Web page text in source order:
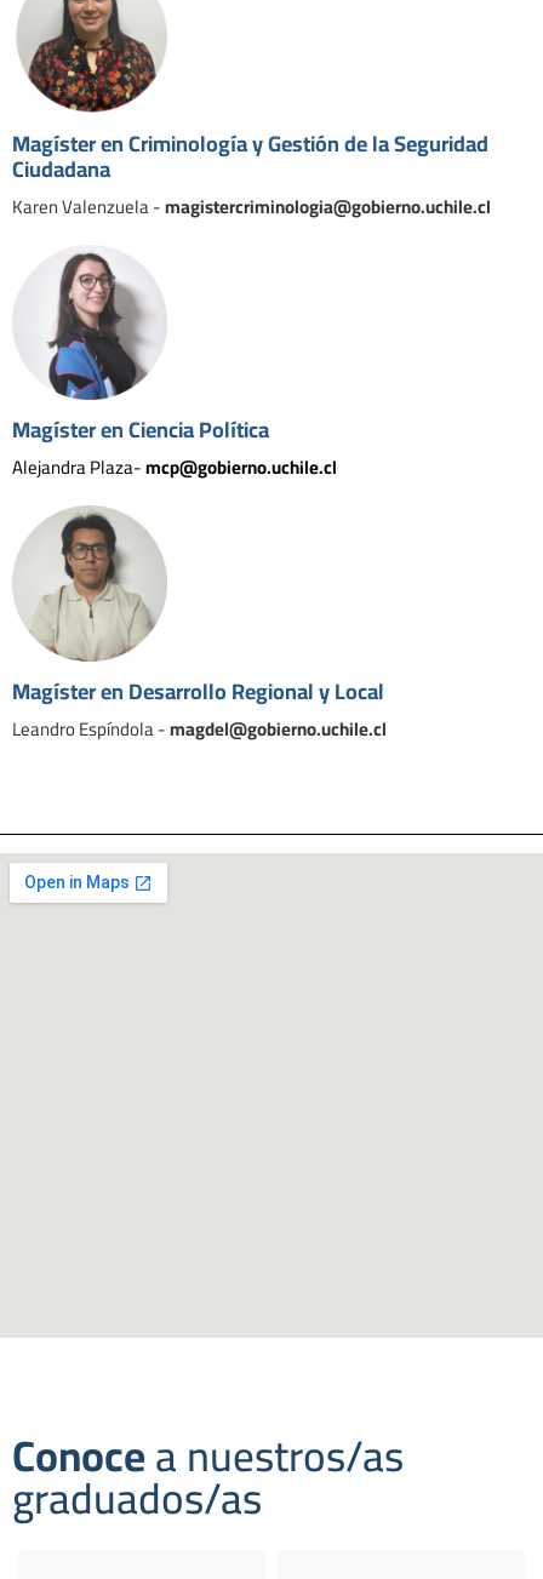
Magíster en Criminología y Gestión de la Seguridad
Ciudadana
Karen Valenzuela -magistercriminologia@gobierno.uchile.cl
Magíster en Ciencia Política
Alejandra Plaza-mcp@gobierno.uchile.cl
Magíster en Desarrollo Regional y Local
Leandro Espíndola -magdel@gobierno.uchile.cl
Conocea nuestros/as
graduados/as